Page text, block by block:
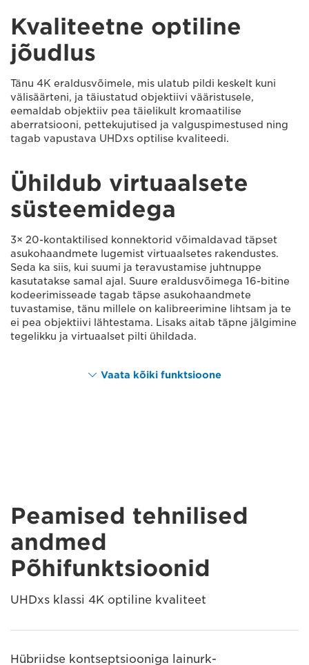
Kvaliteetne optiline
jõudlus
Tänu 4K eraldusvõimele, mis ulatub pildi keskelt kuni
välisäärteni, ja täiustatud objektiivi vääristusele,
eemaldab objektiiv pea täielikult kromaatilise
aberratsiooni, pettekujutised ja valguspimestused ning
tagab vapustava UHDxs optilise kvaliteedi.
Ühildub virtuaalsete
süsteemidega
3× 20-kontaktilised konnektorid võimaldavad täpset
asukohaandmete lugemist virtuaalsetes rakendustes.
Seda ka siis, kui suumi ja teravustamise juhtnuppe
kasutatakse samal ajal. Suure eraldusvõimega 16-bitine
kodeerimisseade tagab täpse asukohaandmete
tuvastamise, tänu millele on kalibreerimine lihtsam ja te
ei pea objektiivi lähtestama. Lisaks aitab täpne jälgimine
tegelikku ja virtuaalset pilti ühildada.
Vaata kõiki funktsioone
Peamised tehnilised
andmed
Põhifunktsioonid
UHDxs klassi 4K optiline kvaliteet
Hübriidse kontseptsiooniga lainurk-